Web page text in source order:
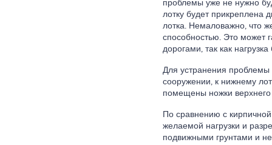
проблемы уже не нужно
лотку будет прикреплена
лотка. Немаловажно, что
способностью. Это может
дорогами, так как
Для устранения проблемы
сооружении, к нижнему
помещены ножки верхнего
По сравнению с
желаемой нагрузки и
подвижными грунтами и